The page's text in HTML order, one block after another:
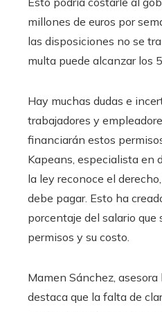
millones de euros por
las disposiciones no se
multa puede alcanzar los
Hay muchas dudas e
trabajadores y
financiarán estos
Kapeans, especialista en
la ley reconoce el
debe pagar. Esto ha
porcentaje del salario que
permisos y su costo.
Mamen Sánchez,
destaca que la falta de